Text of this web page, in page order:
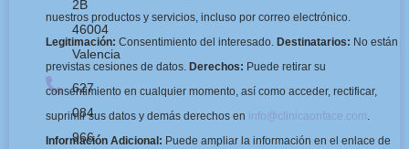
2B
46004
Valencia
627
084
966
nuestros productos y servicios, incluso por correo electrónico.
Legitimación: Consentimiento del interesado. Destinatarios: No están
previstas cesiones de datos. Derechos: Puede retirar su
consentimiento en cualquier momento, así como acceder, rectificar,
suprimir sus datos y demás derechos en info@clinicaonface.com.
Información Adicional: Puede ampliar la información en el enlace de